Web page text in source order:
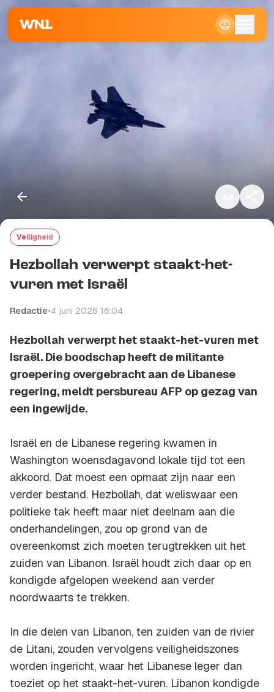
Veiligheid
Hezbollah verwerpt staakt-het-
vuren met Israël
Redactie•4 juni 2026 16:04
Hezbollah verwerpt het staakt-het-vuren met
Israël. Die boodschap heeft de militante
groepering overgebracht aan de Libanese
regering, meldt persbureau AFP op gezag van
een ingewijde.
Israël en de Libanese regering kwamen in
Washington woensdagavond lokale tijd tot een
akkoord. Dat moest een opmaat zijn naar een
verder bestand. Hezbollah, dat weliswaar een
politieke tak heeft maar niet deelnam aan die
onderhandelingen, zou op grond van de
overeenkomst zich moeten terugtrekken uit het
zuiden van Libanon. Israël houdt zich daar op en
kondigde afgelopen weekend aan verder
noordwaarts te trekken.
In die delen van Libanon, ten zuiden van de rivier
de Litani, zouden vervolgens veiligheidszones
worden ingericht, waar het Libanese leger dan
toeziet op het staakt-het-vuren. Libanon kondigde